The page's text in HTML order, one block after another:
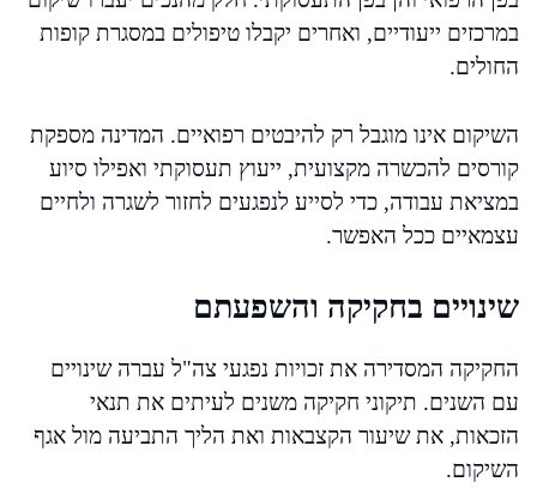
במרכזים ייעודיים, ואחרים יקבלו טיפולים במסגרת קופות
החולים.
השיקום אינו מוגבל רק להיבטים רפואיים. המדינה מספקת
קורסים להכשרה מקצועית, ייעוץ תעסוקתי ואפילו סיוע
במציאת עבודה, כדי לסייע לנפגעים לחזור לשגרה ולחיים
עצמאיים ככל האפשר.
שינויים בחקיקה והשפעתם
החקיקה המסדירה את זכויות נפגעי צה"ל עברה שינויים
עם השנים. תיקוני חקיקה משנים לעיתים את תנאי
הזכאות, את שיעור הקצבאות ואת הליך התביעה מול אגף
השיקום.